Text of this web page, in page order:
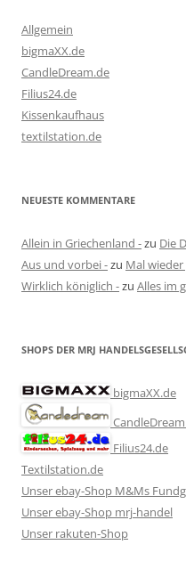
Allgemein
bigmaXX.de
CandleDream.de
Filius24.de
Kissenkaufhaus
textilstation.de
NEUESTE KOMMENTARE
Allein in Griechenland -zu Die
Aus und vorbei -zu Mal
Wirklich königlich -zu Alles im
SHOPS DER MRJ
bigmaXX.de
Filius24.de
Textilstation.de
Unser ebay-Shop M&Ms
Unser ebay-Shop mrj-handel
Unser rakuten-Shop